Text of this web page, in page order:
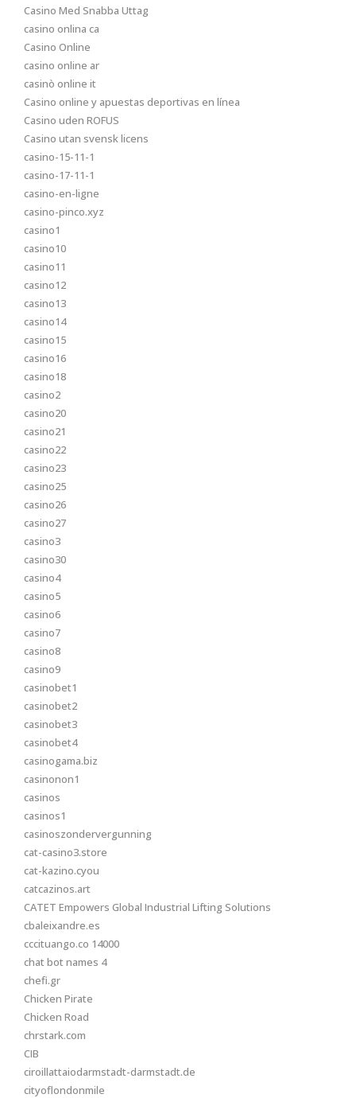
Casino Med Snabba Uttag
casino onlina ca
Casino Online
casino online ar
casinò online it
Casino online y apuestas deportivas en línea
Casino uden ROFUS
Casino utan svensk licens
casino-15-11-1
casino-17-11-1
casino-en-ligne
casino-pinco.xyz
casino1
casino10
casino11
casino12
casino13
casino14
casino15
casino16
casino18
casino2
casino20
casino21
casino22
casino23
casino25
casino26
casino27
casino3
casino30
casino4
casino5
casino6
casino7
casino8
casino9
casinobet1
casinobet2
casinobet3
casinobet4
casinogama.biz
casinonon1
casinos
casinos1
casinoszondervergunning
cat-casino3.store
cat-kazino.cyou
catcazinos.art
CATET Empowers Global Industrial Lifting Solutions
cbaleixandre.es
cccituango.co 14000
chat bot names 4
chefi.gr
Chicken Pirate
Chicken Road
chrstark.com
CIB
ciroillattaiodarmstadt-darmstadt.de
cityoflondonmile